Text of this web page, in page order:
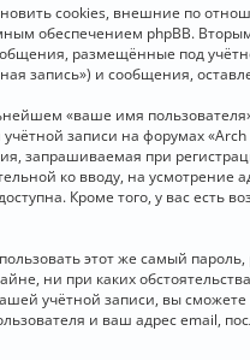
cookies, внешние по
обеспечением phpBB.
размещённые под
запись») и сообщения,
«ваше имя
записи на форумах
при
ко вводу, на
Кроме того, у вас есть
этот же самый пароль,
ни при каких
учётной записи, вы
и ваш адрес email,